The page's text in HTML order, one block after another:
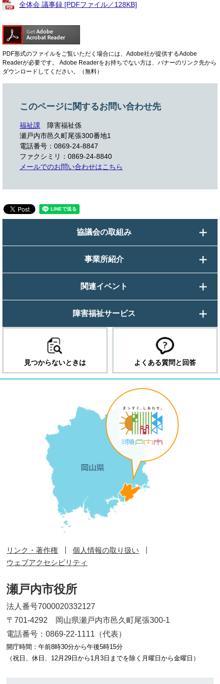
全体会 議事録 [PDFファイル／128KB]
PDF形式のファイルをご覧いただく場合には、Adobe社が提供するAdobe
Readerが必要です。
Adobe Readerをお持ちでない方は、バナーのリンク先から
ダウンロードしてください。（無料）
このページに関するお問い合わせ先
福祉課
障害福祉係
瀬戸内市邑久町尾張300番地1
電話番号：0869-24-8847
ファクシミリ：0869-24-8840
メールでのお問い合わせはこちら
協議会の取組み
事業所紹介
関連イベント
障害福祉サービス
見つからないときは よくある質問と回答
リンク・著作権
個人情報の取り扱い
ウェブアクセシビリティ
瀬戸内市役所
法人番号7000020332127
〒701-4292 岡山県瀬戸内市邑久町尾張300-1
電話番号：0869-22-1111（代表）
開庁時間：午前8時30分から午後5時15分
（祝日、休日、12月29日から1月3日までを除く月曜日から金曜日）